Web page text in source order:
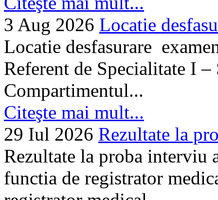
3 Aug 2026 Locatie
Locatie desfasurare
Referent de Specialitate I
Compartimentul...
Citeşte mai mult...
29 Iul 2026 Rezultate la
Rezultate la proba interviu
functia de registrator